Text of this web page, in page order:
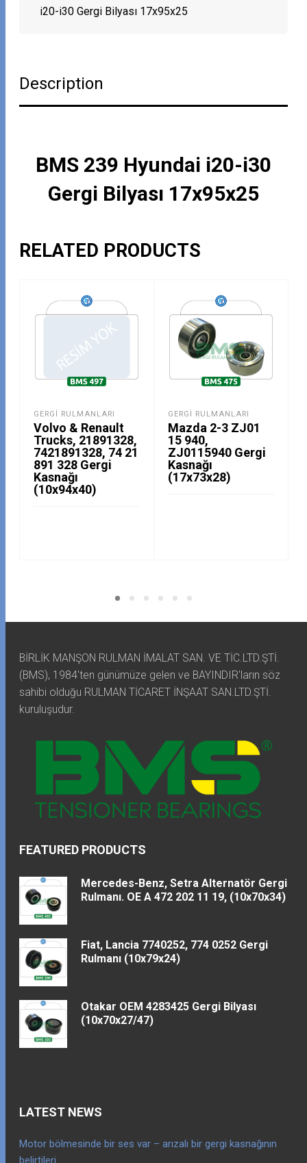
i20-i30 Gergi Bilyası 17x95x25
Description
BMS 239 Hyundai i20-i30
Gergi Bilyası 17x95x25
RELATED PRODUCTS
GERGI RULMANLARI
Volvo & Renault
Trucks, 21891328,
7421891328, 74 21
891 328 Gergi
Kasnağı
(10x94x40)
GERGI RULMANLARI
Mazda 2-3 ZJ01
15 940,
ZJ0115940 Gergi
Kasnağı
(17x73x28)
BİRLİK MANŞON RULMAN İMALAT SAN. VE TİC.LTD.ŞTİ.
(BMS), 1984'ten günümüze gelen ve BAYINDIR'ların söz
sahibi olduğu RULMAN TİCARET İNŞAAT SAN.LTD.ŞTİ.
kuruluşudur.
FEATURED PRODUCTS
Mercedes-Benz, Setra Alternatör Gergi
Rulmanı. OE A 472 202 11 19, (10x70x34)
Fiat, Lancia 7740252, 774 0252 Gergi
Rulmanı (10x79x24)
Otakar OEM 4283425 Gergi Bilyası
(10x70x27/47)
LATEST NEWS
Motor bölmesinde bir ses var – arızalı bir gergi kasnağının
belirtileri